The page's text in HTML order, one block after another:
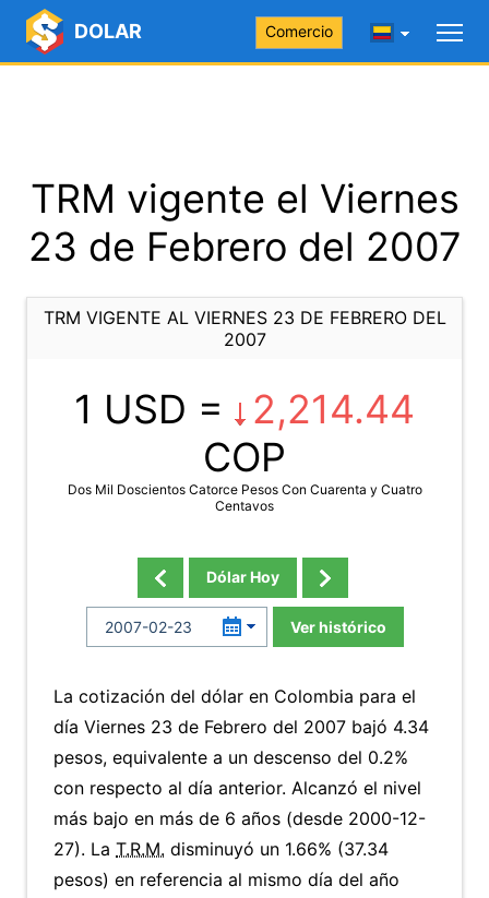
DOLAR Comercio
TRM vigente el Viernes
23 de Febrero del 2007
TRM VIGENTE AL VIERNES 23 DE FEBRERO DEL
2007
1 USD =
2,214.44
COP
Dos Mil Doscientos Catorce Pesos Con Cuarenta y Cuatro
Centavos
Dólar Hoy
Ver histórico
La cotización del dólar en Colombia para el
día Viernes 23 de Febrero del 2007 bajó 4.34
pesos, equivalente a un descenso del 0.2%
con respecto al día anterior. Alcanzó el nivel
más bajo en más de 6 años (desde 2000-12-
27). La T.R.M. disminuyó un 1.66% (37.34
pesos) en referencia al mismo día del año